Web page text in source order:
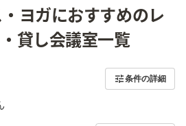
ヨガにおすすめのレ
貸し会議室一覧
条件の詳細